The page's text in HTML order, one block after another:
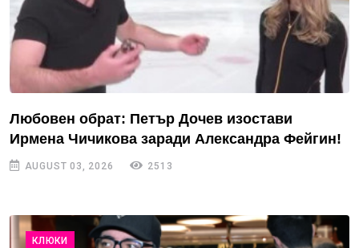
Любовен обрат: Петър Дочев изостави
Ирмена Чичикова заради Александра Фейгин!
AUGUST 03, 2026 2513
КЛЮКИ